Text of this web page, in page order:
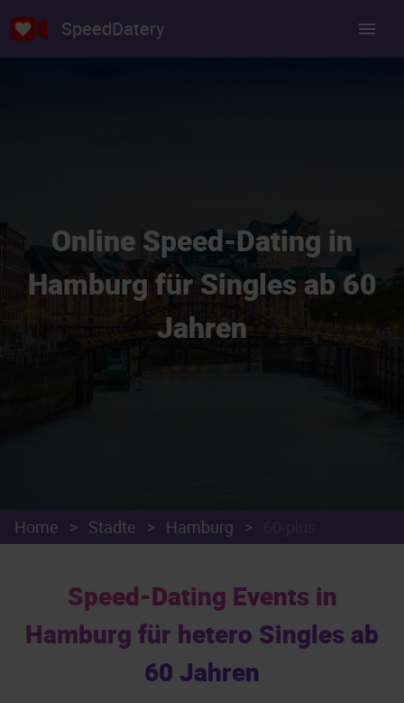
SpeedDatery
Online Speed-Dating in
Hamburg für Singles ab 60
Jahren
Home > Städte > Hamburg >
Speed-Dating Events in
Hamburg für hetero Singles ab
60 Jahren